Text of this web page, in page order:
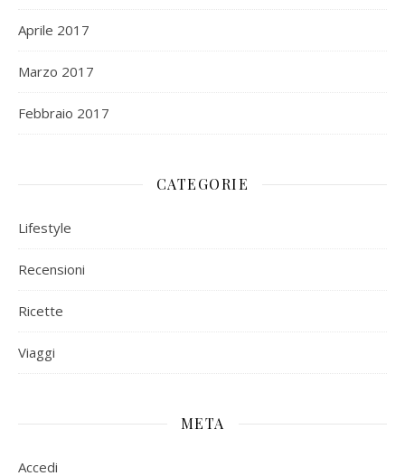
Aprile 2017
Marzo 2017
Febbraio 2017
CATEGORIE
Lifestyle
Recensioni
Ricette
Viaggi
META
Accedi